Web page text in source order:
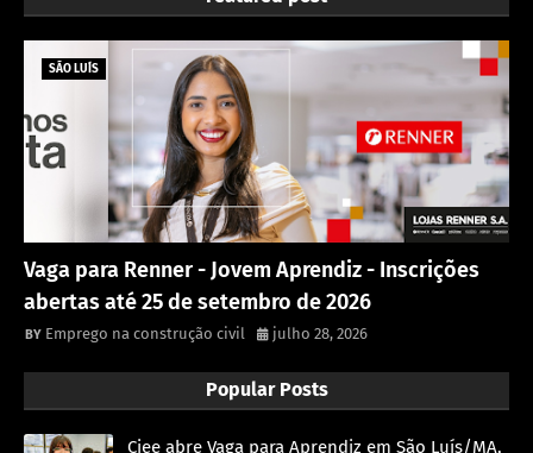
SÃO LUÍS
Vaga para Renner - Jovem Aprendiz - Inscrições
abertas até 25 de setembro de 2026
Emprego na construção civil julho 28, 2026
Popular Posts
Ciee abre Vaga para Aprendiz em São Luís/MA,